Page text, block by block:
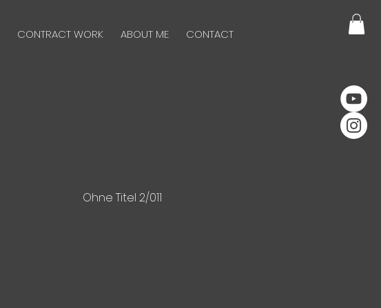
CONTRACT WORK ABOUT ME CONTACT
Ohne Titel 2/011